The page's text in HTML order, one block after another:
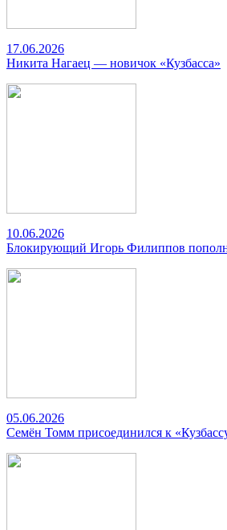
17.06.2026
Никита Нагаец — новичок «Кузбасса»
10.06.2026
Блокирующий Игорь Филиппов
05.06.2026
Семён Томм присоединился к